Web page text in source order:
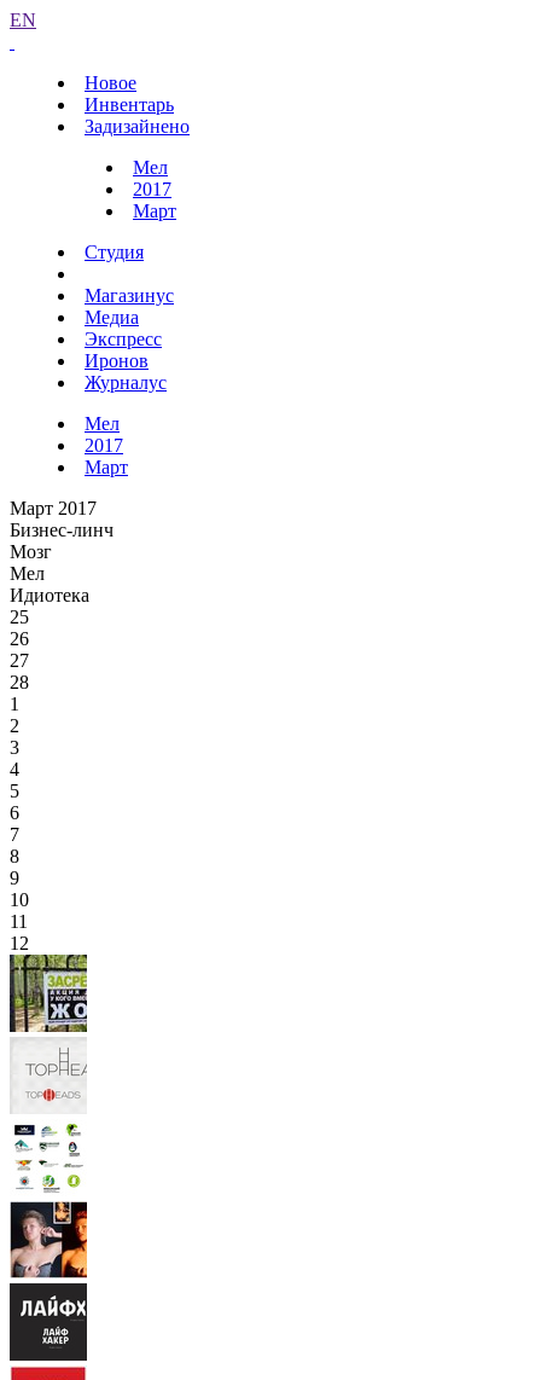
EN
Новое
Инвентарь
Задизайнено
Мел
2017
Март
Студия
Магазинус
Медиа
Экспресс
Иронов
Журналус
Мел
2017
Март
Март 2017
Бизнес-линч
Мозг
Мел
Идиотека
25
26
27
28
1
2
3
4
5
6
7
8
9
10
11
12